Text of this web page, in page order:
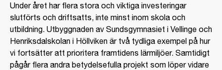
Under året har flera stora och viktiga investeringar
slutförts och driftsatts, inte minst inom skola och
utbildning. Utbyggnaden av Sundsgymnasiet i Vellinge och
Henriksdalskolan i Höllviken är två tydliga exempel på hur
vi fortsätter att prioritera framtidens lärmiljöer. Samtidigt
pågår flera andra betydelsefulla projekt som löper vidare